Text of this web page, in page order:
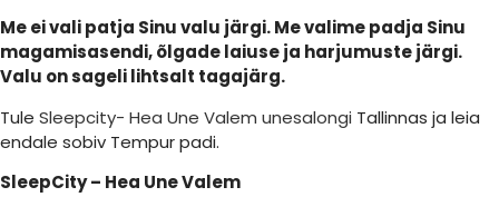
Me ei vali patja Sinu valu järgi. Me valime padja Sinu
magamisasendi, õlgade laiuse ja harjumuste järgi.
Valu on sageli lihtsalt tagajärg.
Tule Sleepcity- Hea Une Valem unesalongi Tallinnas ja leia
endale sobiv Tempur padi.
SleepCity – Hea Une Valem